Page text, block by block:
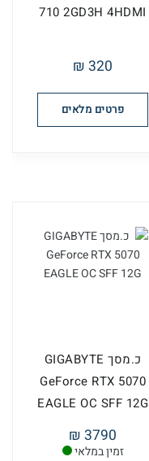
710 2GD3H 4HDMI
320 ₪
פרטים מלאים
זמין במלאי
כ.מסך GIGABYTE
GeForce RTX 5070
EAGLE OC SFF 12G
3790 ₪